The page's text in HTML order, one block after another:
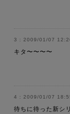
2009/01/07
キタ〜〜〜〜
2009/01/07
待ちに待った新シ